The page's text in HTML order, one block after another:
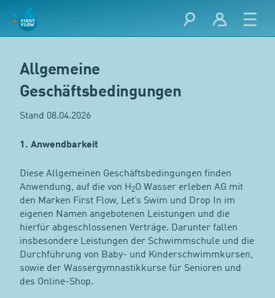
Allgemeine
Geschäftsbedingungen
Stand 08.04.2026
1. Anwendbarkeit
Diese Allgemeinen Geschäftsbedingungen finden
Anwendung, auf die von H2O Wasser erleben AG mit
den Marken First Flow, Let’s Swim und Drop In im
eigenen Namen angebotenen Leistungen und die
hierfür abgeschlossenen Verträge. Darunter fallen
insbesondere Leistungen der Schwimmschule und die
Durchführung von Baby- und Kinderschwimmkursen,
sowie der Wassergymnastikkurse für Senioren und
des Online-Shop.